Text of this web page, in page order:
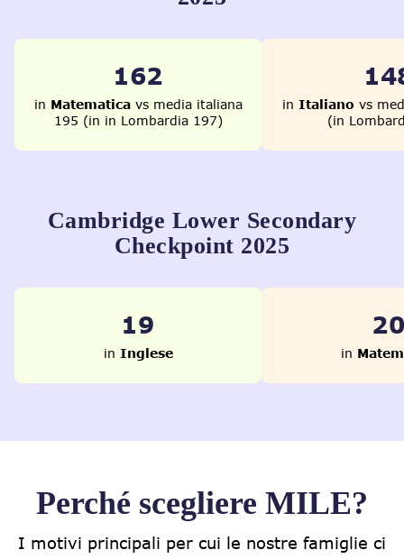
214
in Matematicavs media italiana
195 (in in Lombardia 197)
in Italiano vs
(in
Cambridge Lower Secondary
Checkpoint 2025
27
in Inglese in
Perché scegliere MILE?
I motivi principali per cui le nostre famiglie ci